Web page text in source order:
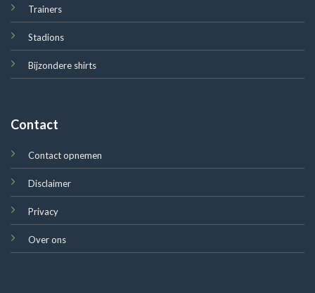
Trainers
Stadions
Bijzondere shirts
Contact
Contact opnemen
Disclaimer
Privacy
Over ons